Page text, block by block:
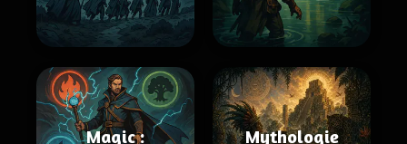
Magic :
Mythologie